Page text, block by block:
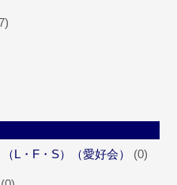
L・F・S）（愛好会）
(0)